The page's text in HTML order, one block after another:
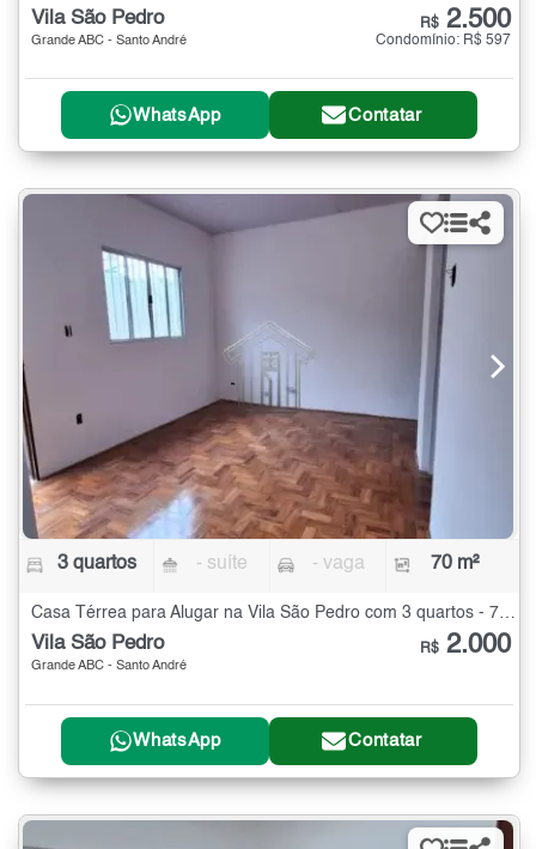
Vila São Pedro
Grande ABC - Santo André
R$ 2.500
Condomínio: R$ 597
WhatsApp Contatar
3 quartos - suíte - vaga 70 m²
Casa Térrea para Alugar na Vila São Pedro com 3 quartos - 70 m²
Vila São Pedro
Grande ABC - Santo André
R$ 2.000
WhatsApp Contatar